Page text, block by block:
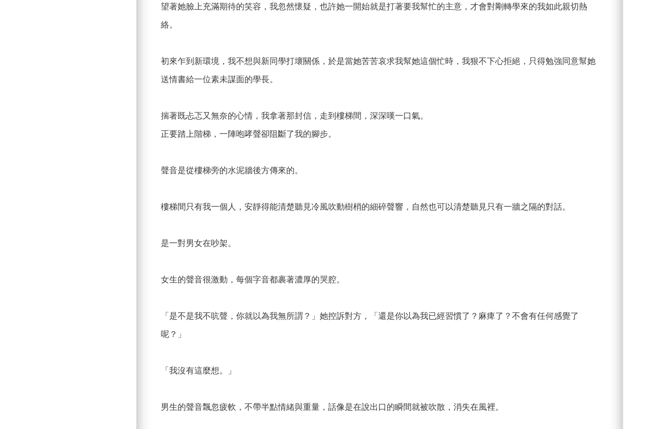
望著她臉上充滿期待的笑容，我忽然懷疑，也許她一開始就是打著要我幫忙的主意，才會對剛轉學來的我如此親切熱
絡。
初來乍到新環境，我不想與新同學打壞關係，於是當她苦苦哀求我幫她這個忙時，我狠不下心拒絕，只得勉強同意幫她
送情書給一位素未謀面的學長。
揣著既忐忑又無奈的心情，我拿著那封信，走到樓梯間，深深嘆一口氣。
正要踏上階梯，一陣咆哮聲卻阻斷了我的腳步。
聲音是從樓梯旁的水泥牆後方傳來的。
樓梯間只有我一個人，安靜得能清楚聽見冷風吹動樹梢的細碎聲響，自然也可以清楚聽見只有一牆之隔的對話。
是一對男女在吵架。
女生的聲音很激動，每個字音都裹著濃厚的哭腔。
「是不是我不吭聲，你就以為我無所謂？」她控訴對方，「還是你以為我已經習慣了？麻痺了？不會有任何感覺了
呢？」
「我沒有這麼想。」
男生的聲音飄忽疲軟，不帶半點情緒與重量，話像是在說出口的瞬間就被吹散，消失在風裡。